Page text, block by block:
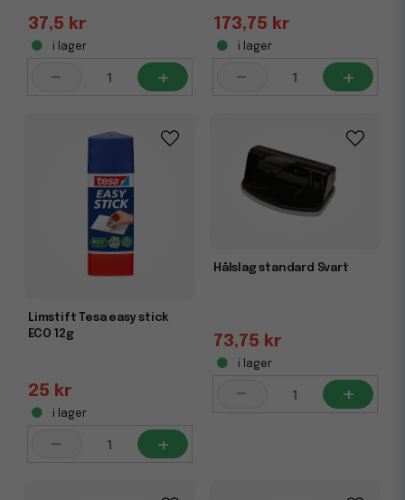
37,5 kr
i lager
- +
173,75 kr
i lager
- +
Limstift Tesa easy stick
ECO 12g
25 kr
i lager
- +
Hålslag standard Svart
73,75 kr
i lager
- +